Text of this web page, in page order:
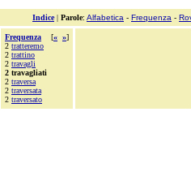
Indice| Parole: Alfabetica - Frequenza -
Frequenza [« »]
2 tratteremo
2 trattino
2 travagli
2 travagliati
2 traversa
2 traversata
2 traversato